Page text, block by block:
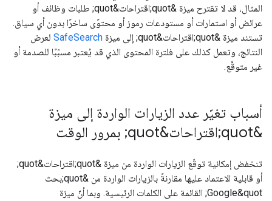
المثال، قد لا تقترح ميزة &quot;اقتراحات&quot; طلبات وظائف أو
عرائض أو استمارات أو مستودعات رموز أو محتوًى ساخرًا بدون أي سياق.
تستند ميزة &quot;اقتراحات&quot; إلى ميزة
SafeSearch لعرض
النتائج، وتعمل كذلك على فلترة المحتوى الذي قد يُعتبر مسبّبًا للصدمة أو
غير متوقَّع.
أسباب تغيّر عدد الزيارات الواردة إلى ميزة
&quot;اقتراحات&quot; بمرور الوقت
تنخفض إمكانية توقّع الزيارات الواردة من ميزة &quot;اقتراحات&quot;
أو قابلية الاعتماد عليها مقارنةً بالزيارات الواردة من &quot;بحث
Google&quot; القائمة على الكلمات الرئيسية. وبما أنّ ميزة